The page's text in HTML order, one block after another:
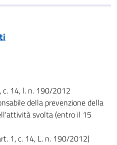
c. 14, l. n. 190/2012
della prevenzione della
svolta (entro il 15
1, c. 14, L. n. 190/2012)